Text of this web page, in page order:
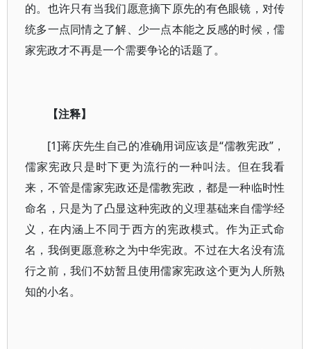
的。也许只有当我们愿意摘下原先的有色眼镜，对传
统多一点同情之了解、少一点本能之反感的时候，儒
家宪政才不再是一个需要争论的话题了。
【注释】
[1]蒋庆先生自己的准确用词应该是“儒教宪政”，
儒家宪政只是时下更为流行的一种叫法。但在我看
来，不管是儒家宪政还是儒教宪政，都是一种临时性
命名，只是为了凸显这种宪政的义理基础来自儒学经
义，在内涵上不同于西方的宪政模式。作为正式命
名，我倒更愿意称之为中华宪政。不过在大名没有流
行之前，我们不妨暂且使用儒家宪政这个更为人所熟
知的小名。